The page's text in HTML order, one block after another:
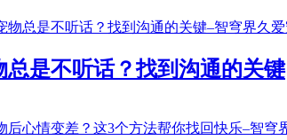
总是不听话？找到沟通的关键